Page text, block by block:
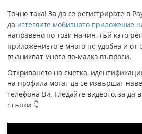
Точно така! За да се регистрирате в
да изтеглите мобилното приложение
направено по този начин, тъй като
приложението е много по-удобна и от
възникват много по-малко въпроси.
Откриването на сметка,
на профила могат да се извършат
телефона Ви. Гледайте видеото, за да
стъпки 👇